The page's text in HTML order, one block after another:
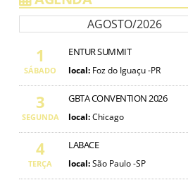
AGOSTO/2026
1
SÁBADO
ENTUR SUMMIT
local: Foz do Iguaçu -PR
3
SEGUNDA
GBTA CONVENTION 2026
local:Chicago
4
TERÇA
LABACE
local:São Paulo -SP